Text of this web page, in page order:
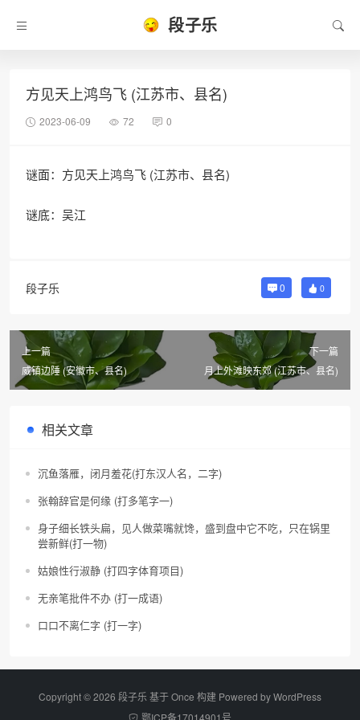
段子乐
方见天上鸿鸟飞 (江苏市、县名)
2023-06-09 72 0
谜面：方见天上鸿鸟飞 (江苏市、县名)
谜底：吴江
段子乐 0 0
上一篇
威镇边陲 (安徽市、县名)
下一篇
月上外滩映东郊 (江苏市、县名)
相关文章
沉鱼落雁，闭月羞花(打东汉人名，二字)
张翰辞官是何缘 (打多笔字一)
身子细长铁头扁，见人做菜嘴就馋，盛到盘中它不吃，只在锅里
尝新鲜(打一物)
姑娘性行淑静 (打四字体育项目)
无亲笔批件不办 (打一成语)
口口不离仁字 (打一字)
Copyright © 2026 段子乐 基于 Once 构建 Powered byWordPress
鄂ICP备17014901号